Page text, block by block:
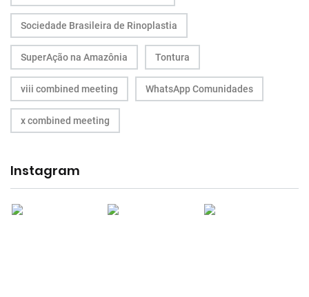
Sociedade Brasileira de Rinoplastia
SuperAção na Amazônia Tontura
viii combined meeting WhatsApp Comunidades
x combined meeting
Instagram